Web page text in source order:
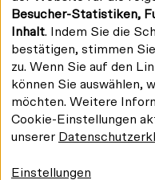
Newsletter
us
on:
F
a
c
b
Y
o
u
T
I
n
s
m
Gefördert von:
Drucken/PDF
Daten
und
Cookies
Besucher-Statistiken,
Inhalt. Indem Sie die
bestätigen, stimmen
zu. Wenn Sie auf den
können Sie auswählen,
möchten. Weitere
Cookie-Einstellungen
unserer
Einstellungen